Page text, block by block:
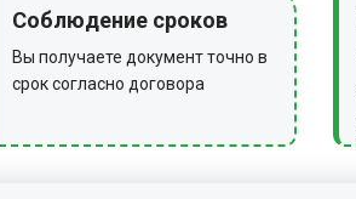
Соблюдение сроков
Вы получаете документ точно в
срок согласно договора